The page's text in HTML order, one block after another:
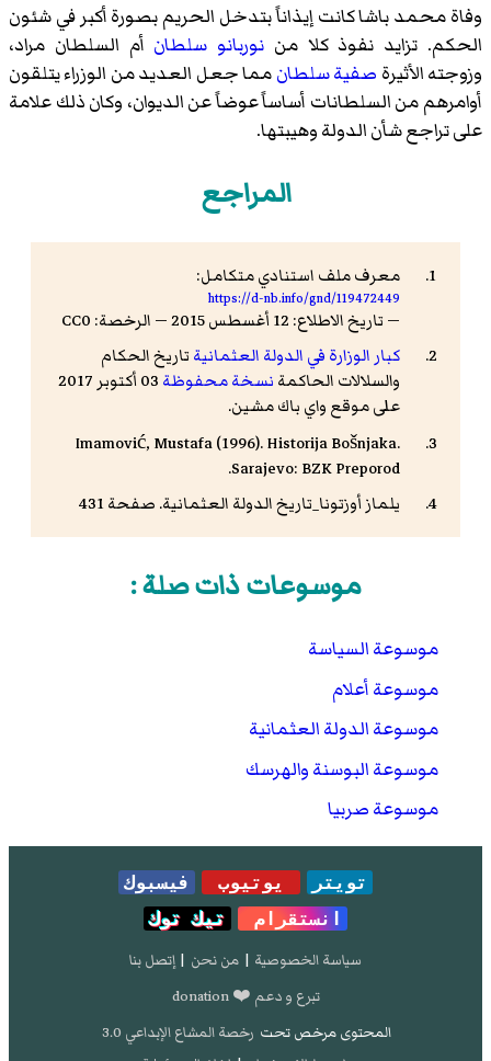
وفاة محمد باشا كانت إيذاناً بتدخل الحريم بصورة أكبر في شئون
الحكم. تزايد نفوذ كلا من نوربانو سلطان أم السلطان مراد،
وزوجته الأثيرة صفية سلطانمما جعل العديد من الوزراء يتلقون
أوامرهم من السلطانات أساساً عوضاً عن الديوان، وكان ذلك علامة
على تراجع شأن الدولة وهيبتها.
المراجع
معرف ملف استنادي متكامل:
https://d-nb.info/gnd/119472449
— تاريخ الاطلاع: 12 أغسطس 2015 — الرخصة: CC0
كبار الوزارة في الدولة العثمانية تاريخ الحكام
والسلالات الحاكمة نسخة محفوظة
03 أكتوبر 2017
على موقع واي باك مشين.
Imamović, Mustafa (1996). Historija Bošnjaka.
Sarajevo: BZK Preporod.
يلماز أوزتونا_تاريخ الدولة العثمانية. صفحة 431
موسوعات ذات صلة :
موسوعة السياسة
موسوعة أعلام
موسوعة الدولة العثمانية
موسوعة البوسنة والهرسك
موسوعة صربيا
تويتر يوتيوب
فيسبوك
انستقرام
تيك توك
سياسة الخصوصية | من نحن | إتصل بنا
تبرع و دعم ❤️ donation
المحتوى مرخص تحت رخصة المشاع الإبداعي 3.0